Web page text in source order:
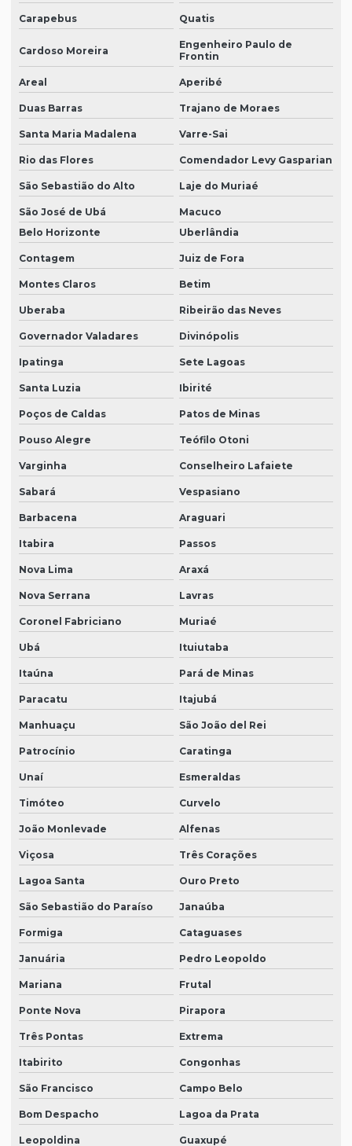
Carapebus Quatis
Cardoso Moreira
Engenheiro Paulo de
Frontin
Areal Aperibé
Duas Barras Trajano de Moraes
Santa Maria Madalena Varre-Sai
Rio das Flores Comendador Levy Gasparian
São Sebastião do Alto Laje do Muriaé
São José de Ubá
Macuco
Belo Horizonte
Uberlândia
Contagem Juiz de Fora
Montes Claros Betim
Uberaba Ribeirão das Neves
Governador Valadares Divinópolis
Ipatinga Sete Lagoas
Santa Luzia Ibirité
Poços de Caldas Patos de Minas
Pouso Alegre Teófilo Otoni
Varginha Conselheiro Lafaiete
Sabará Vespasiano
Barbacena Araguari
Itabira Passos
Nova Lima Araxá
Nova Serrana Lavras
Coronel Fabriciano Muriaé
Ubá Ituiutaba
Itaúna Pará de Minas
Paracatu Itajubá
Manhuaçu São João del Rei
Patrocínio Caratinga
Unaí Esmeraldas
Timóteo Curvelo
João Monlevade Alfenas
Viçosa Três Corações
Lagoa Santa Ouro Preto
São Sebastião do Paraíso Janaúba
Formiga Cataguases
Januária Pedro Leopoldo
Mariana Frutal
Ponte Nova Pirapora
Três Pontas Extrema
Itabirito Congonhas
São Francisco Campo Belo
Bom Despacho Lagoa da Prata
Leopoldina Guaxupé